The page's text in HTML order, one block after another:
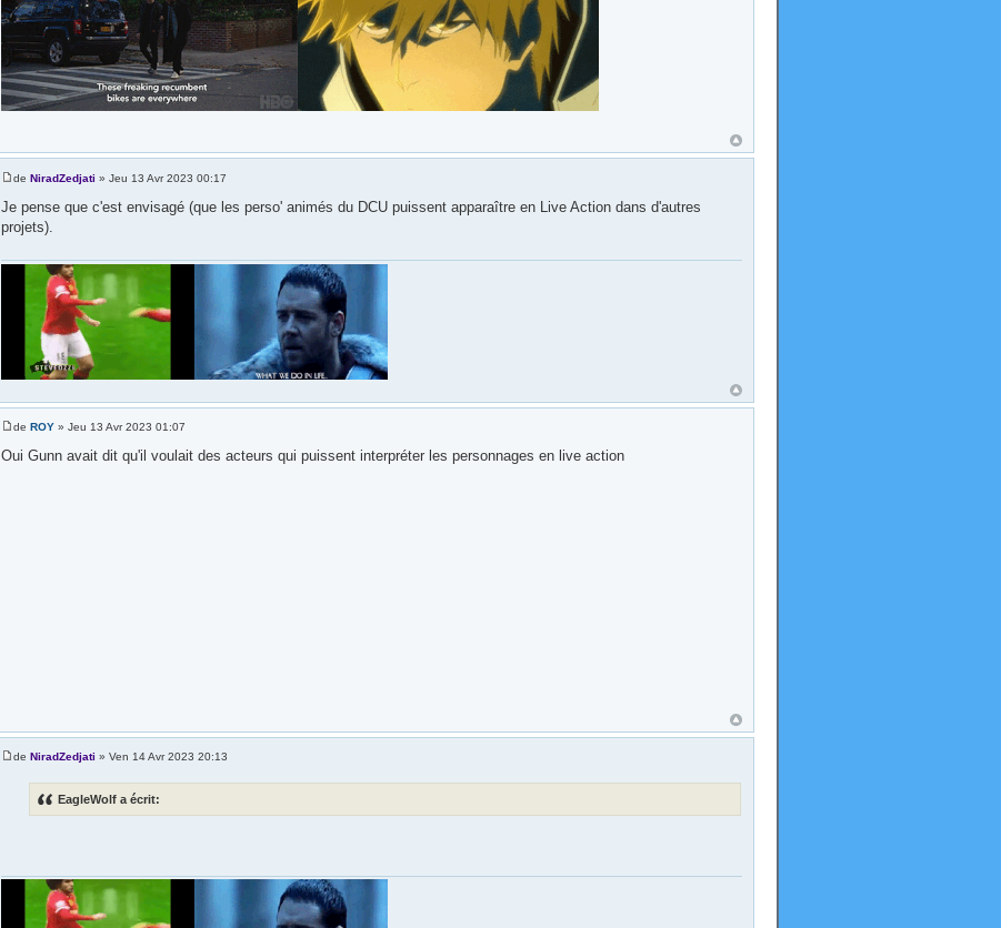
de NiradZedjati » Jeu 13 Avr 2023 00:17
Je pense que c'est envisagé (que les perso' animés du DCU puissent apparaître en Live Action dans d'autres
projets).
de ROY» Jeu 13 Avr 2023 01:07
Oui Gunn avait dit qu'il voulait des acteurs qui puissent interpréter les personnages en live action
de NiradZedjati » Ven 14 Avr 2023 20:13
EagleWolf a écrit: